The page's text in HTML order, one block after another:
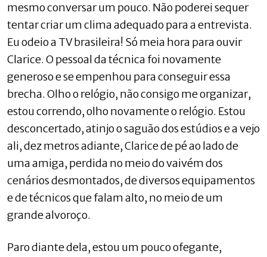
mesmo conversar um pouco. Não poderei sequer
tentar criar um clima adequado para a entrevista.
Eu odeio a TV brasileira! Só meia hora para ouvir
Clarice. O pessoal da técnica foi novamente
generoso e se empenhou para conseguir essa
brecha. Olho o relógio, não consigo me organizar,
estou correndo, olho novamente o relógio. Estou
desconcertado, atinjo o saguão dos estúdios e a vejo
ali, dez metros adiante, Clarice de pé ao lado de
uma amiga, perdida no meio do vaivém dos
cenários desmontados, de diversos equipamentos
e de técnicos que falam alto, no meio de um
grande alvoroço.
Paro diante dela, estou um pouco ofegante,